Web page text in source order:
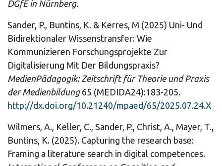
DGfE in Nürnberg.
Sander, P., Buntins, K. & Kerres, M (2025) Uni- Und
Bidirektionaler Wissenstransfer: Wie
Kommunizieren Forschungsprojekte Zur
Digitalisierung Mit Der Bildungspraxis?
MedienPädagogik: Zeitschrift für Theorie und Praxis
der Medienbildung65 (MEDIDA24):183-205.
http://dx.doi.org/10.21240/mpaed/65/2025.07.24.X
Wilmers, A., Keller, C., Sander, P., Christ, A., Mayer, T.,
Buntins, K. (2025). Capturing the research base:
Framing a literature search in digital competences.